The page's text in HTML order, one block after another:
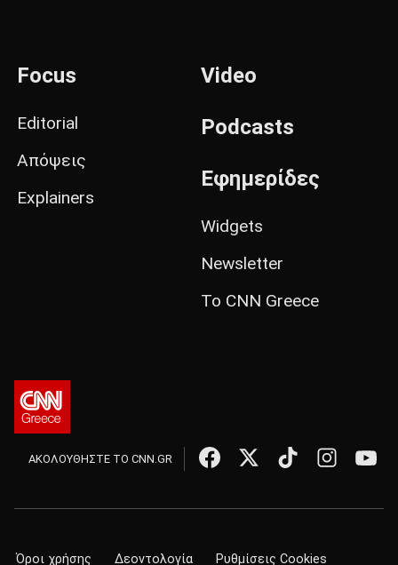
Focus
Editorial
Απόψεις
Explainers
Video
Podcasts
Εφημερίδες
Widgets
Newsletter
Το CNN Greece
ΑΚΟΛΟΥΘΗΣΤΕ ΤΟ CNN.GR
Όροι χρήσης Δεοντολογία Ρυθμίσεις Cookies